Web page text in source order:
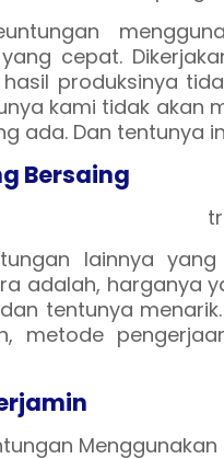
cepat.
produksinya
kami tidak akan
ada. Dan tentunya
Bersaing
lainnya
adalah, harganya
tentunya
metode